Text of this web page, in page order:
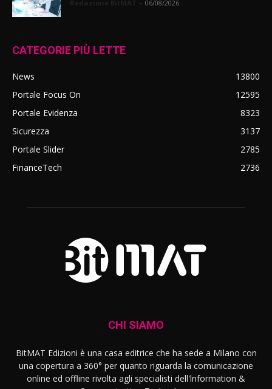
- 06/08/2026
CATEGORIE PIÙ LETTE
News
13800
Portale Focus On
12595
Portale Evidenza
8323
Sicurezza
3137
Portale Slider
2785
FinanceTech
2736
CHI SIAMO
BitMAT Edizioni è una casa editrice che ha sede a Milano con
una copertura a 360° per quanto riguarda la comunicazione
online ed offline rivolta agli specialisti dell'lnformation &